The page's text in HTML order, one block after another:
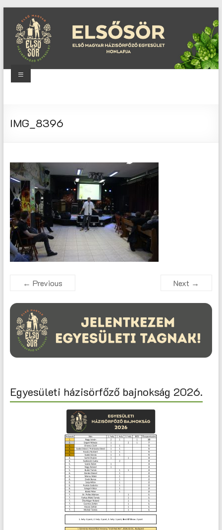
content
Magyar
Menu
IMG_8396
← Previous Next →
Egyesületi házisörfőző bajnokság 2026.